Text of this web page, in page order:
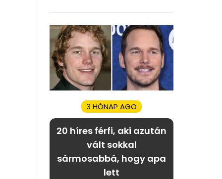
3 HÓNAP AGO
20 híres férfi, aki azután
vált sokkal
sármosabbá, hogy apa
lett